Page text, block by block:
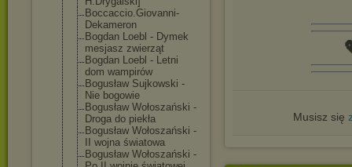
Boccaccio.Giovanni-
Dekameron
Bogdan Loebl - Dymek
mesjasz zwierząt
Bogdan Loebl - Letni
dom wampirów
Bogusław Sujkowski -
Nie bogowie
Bogusław Wołoszański -
Droga do piekła
Bogusław Wołoszański -
II wojna światowa
Bogusław Wołoszański -
Musisz się